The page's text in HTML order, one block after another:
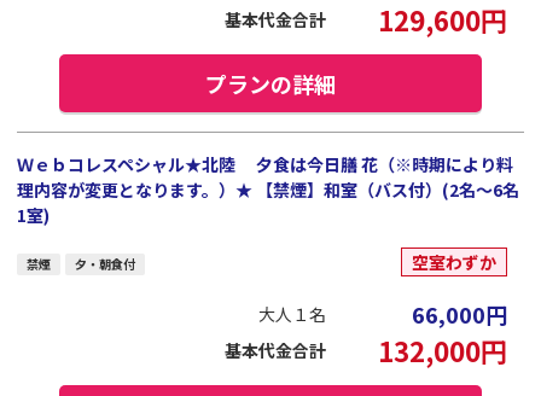
基本代金合計 129,600円
プランの詳細
Ｗｅｂコレスペシャル★北陸 夕食は今日膳 花（※時期により料
理内容が変更となります。）★ 【禁煙】和室（バス付）(2名～6名
1室)
禁煙 夕・朝食付 空室わずか
大人１名 66,000円
基本代金合計 132,000円